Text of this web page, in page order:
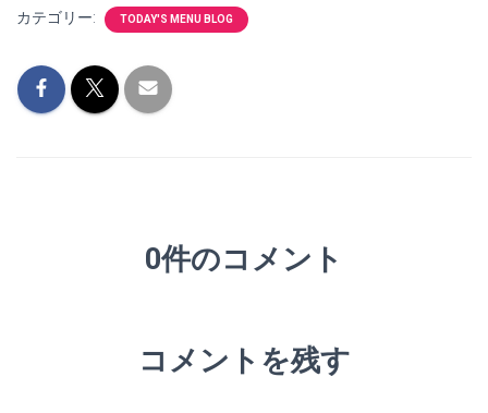
カテゴリー: TODAY'S MENU BLOG
0件のコメント
コメントを残す